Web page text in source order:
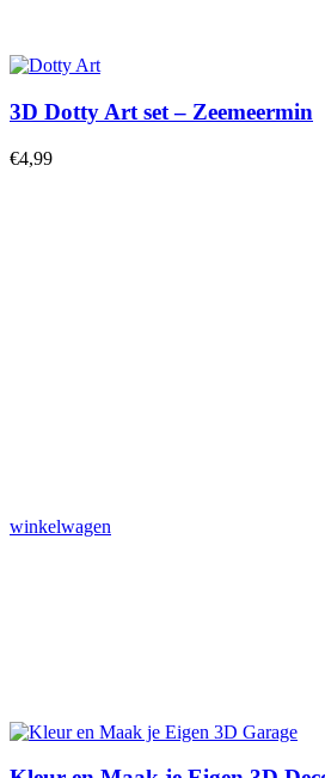
3D Dotty Art set – Zeemeermin
€4,99
winkelwagen